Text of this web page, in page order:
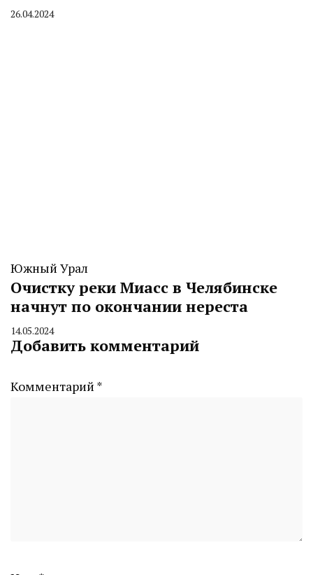
By
26.04.2024
Южный Урал
Очистку реки Миасс в Челябинске
начнут по окончании нереста
By
CHELINDUSTRY
14.05.2024
Добавить комментарий
Комментарий *